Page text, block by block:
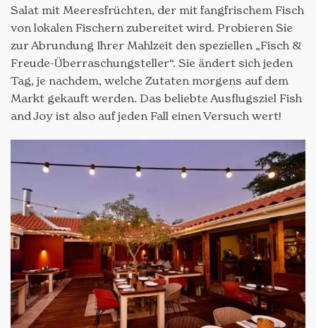
Salat mit Meeresfrüchten, der mit fangfrischem Fisch
von lokalen Fischern zubereitet wird. Probieren Sie
zur Abrundung Ihrer Mahlzeit den speziellen „Fisch &
Freude-Überraschungsteller“. Sie ändert sich jeden
Tag, je nachdem, welche Zutaten morgens auf dem
Markt gekauft werden. Das beliebte Ausflugsziel Fish
and Joy ist also auf jeden Fall einen Versuch wert!